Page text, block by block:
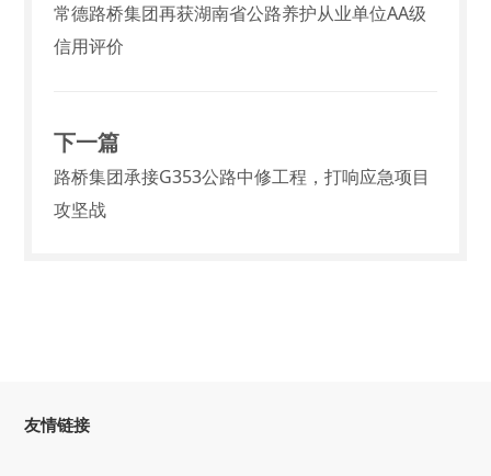
常德路桥集团再获湖南省公路养护从业单位AA级
信用评价
下一篇
路桥集团承接G353公路中修工程，打响应急项目
攻坚战
友情链接